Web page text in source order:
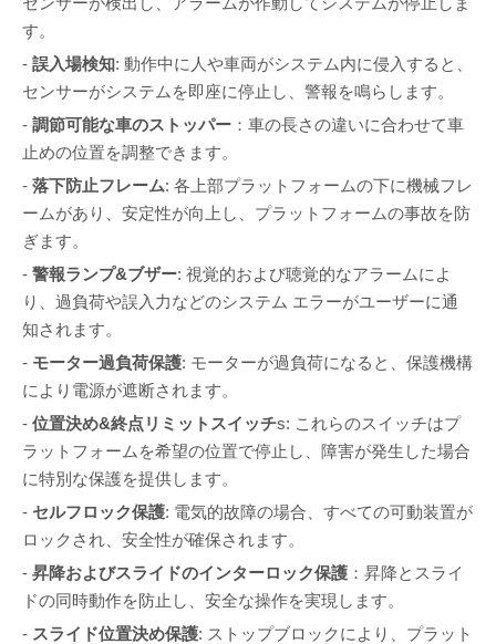
す。
- 誤入場検知: 動作中に人や車両がシステム内に侵入すると、
センサーがシステムを即座に停止し、警報を鳴らします。
- 調節可能な車のストッパー ：車の長さの違いに合わせて車
止めの位置を調整できます。
- 落下防止フレーム: 各上部プラットフォームの下に機械フレ
ームがあり、安定性が向上し、プラットフォームの事故を防
ぎます。
- 警報ランプ&ブザー: 視覚的および聴覚的なアラームによ
り、過負荷や誤入力などのシステム エラーがユーザーに通
知されます。
- モーター過負荷保護: モーターが過負荷になると、保護機構
により電源が遮断されます。
- 位置決め&終点リミットスイッチs: これらのスイッチはプ
ラットフォームを希望の位置で停止し、障害が発生した場合
に特別な保護を提供します。
- セルフロック保護: 電気的故障の場合、すべての可動装置が
ロックされ、安全性が確保されます。
- 昇降およびスライドのインターロック保護 ：昇降とスライ
ドの同時動作を防止し、安全な操作を実現します。
- スライド位置決め保護: ストップブロックにより、プラット